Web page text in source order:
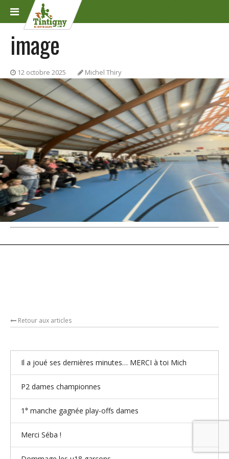
image
12 octobre 2025 Michel Thiry
Retour aux articles
Il a joué ses dernières minutes… MERCI à toi Mich
P2 dames championnes
1° manche gagnée play-offs dames
Merci Séba !